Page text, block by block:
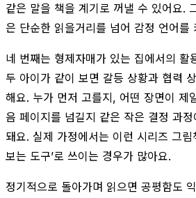
같은 말을 책을 계기로 꺼낼 수 있어요.
은 단순한 읽을거리를 넘어 감정 언어를
네 번째는 형제자매가 있는 집에서의 활
두 아이가 같이 보면 갈등 상황과 협력
해요. 누가 먼저 고를지, 어떤 장면이 제
음 페이지를 넘길지 같은 작은 결정 과
돼요. 실제 가정에서는 이런 시리즈 그림
보는 도구’로 쓰이는 경우가 많아요.
정기적으로 돌아가며 읽으면 공평함도